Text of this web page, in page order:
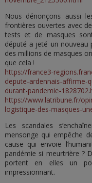
Nous dénonçons aussi
frontières ouvertes avec
tests et de masques
député a jeté un nouveau
des millions de masques
que cela !
https://france3-
depute-ardennais-affirme-
durant-pandemie-
https://www.latribune.fr/
logistique-des-masques-
Les scandales
mensonge qui empêche
cause qui envoie
pandémie si meurtrière ?
portent en elles un
impressionnant.